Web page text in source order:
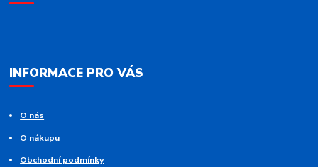
INFORMACE PRO VÁS
O nás
O nákupu
Obchodní podmínky